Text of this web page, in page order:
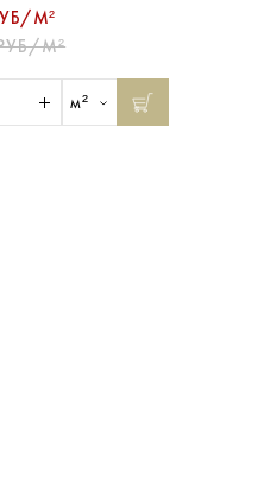
М²
М²
м²